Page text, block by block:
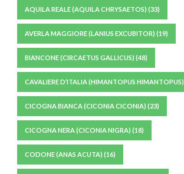
AQUILA REALE (AQUILA CHRYSAETOS) (33)
AVERLA MAGGIORE (LANIUS EXCUBITOR) (19)
BIANCONE (CIRCAETUS GALLICUS) (48)
CAVALIERE D’ITALIA (HIMANTOPUS HIMANTOPUS)
CICOGNA BIANCA (CICONIA CICONIA) (23)
CICOGNA NERA (CICONIA NIGRA) (18)
CODONE (ANAS ACUTA) (16)